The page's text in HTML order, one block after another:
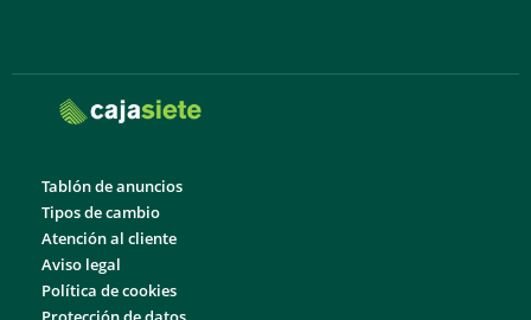
Tablón de anuncios
Tipos de cambio
Atención al cliente
Aviso legal
Política de cookies